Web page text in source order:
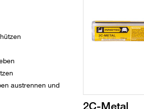
austrennen und
2C-Metal